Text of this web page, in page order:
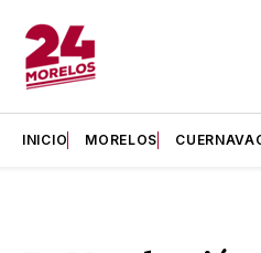
INICIO MORELOS